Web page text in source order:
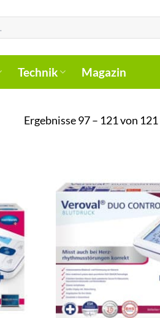
Technik Magazin
Ergebnisse 97 – 121 von